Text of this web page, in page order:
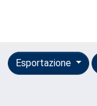
Esportazione